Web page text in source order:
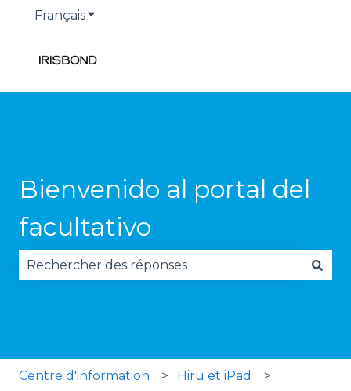
FrançaisAfficher le sous-menu pour les
Bienvenido al portal del
facultativo
Centre d'information Hiru et iPad